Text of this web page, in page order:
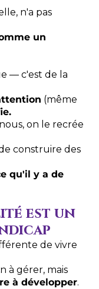
n'a pas
un
— c'est de la
(même
on le recrée
construire des
qu'il y a de
est un
de vivre
à gérer, mais
à développer.